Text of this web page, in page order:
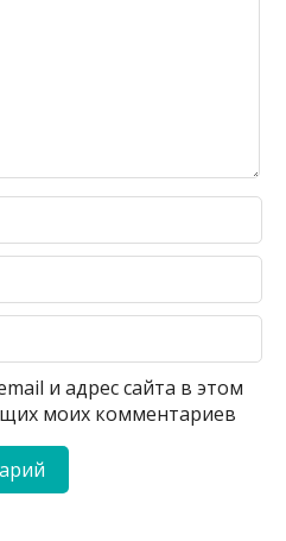
и адрес сайта в этом
моих комментариев